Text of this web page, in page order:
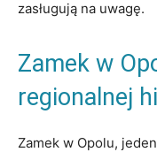
zasługują na uwagę.
Zamek w
regionalnej
Zamek ⁢w Opolu,